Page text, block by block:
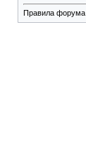
Правила форума